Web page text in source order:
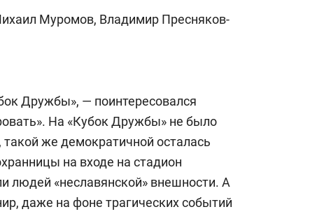
Муромов, Владимир Пресняков-
Дружбы», — поинтересовался
На «Кубок Дружбы» не было
же демократичной осталась
на входе на стадион
людей «неславянской» внешности. А
даже на фоне трагических событий